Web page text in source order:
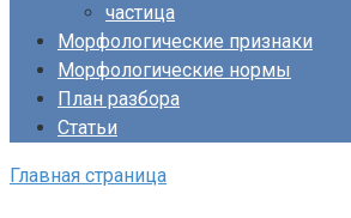
частица
Морфологические признаки
Морфологические нормы
План разбора
Статьи
Главная страница